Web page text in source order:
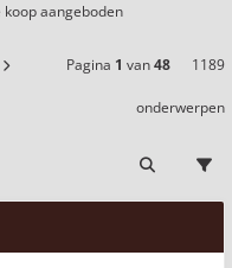
koop aangeboden
Pagina 1 van48 1189
onderwerpen